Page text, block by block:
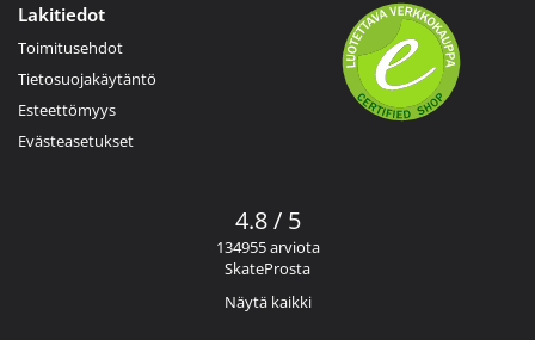
Lakitiedot
Toimitusehdot
Tietosuojakäytäntö
Esteettömyys
Evästeasetukset
4.8 / 5
134955 arviota
SkateProsta
Näytä kaikki